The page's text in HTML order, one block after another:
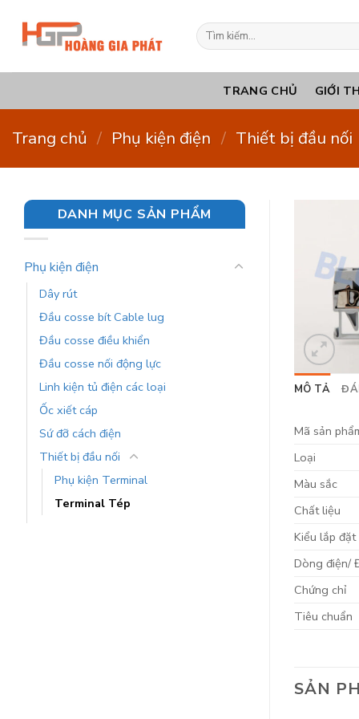
dung
Tìm
kiếm:
TRANG CHỦ GIỚI
Trang chủ / Phụ kiện điện / Thiết bị đầu nối
DANH MỤC SẢN PHẨM
Phụ kiện điện
Dây rút
Đầu cosse bít Cable lug
Đầu cosse điều khiển
Đầu cosse nối động lực
Linh kiện tủ điện các loại
Ốc xiết cáp
Sứ đỡ cách điện
Thiết bị đầu nối
Phụ kiện Terminal
Terminal Tép
MÔ TẢ
Mã sản
Loại
Màu sắc
Chất liệu
Kiểu lắp đặt
Dòng điện/
Chứng chỉ
Tiêu chuẩn
SẢN